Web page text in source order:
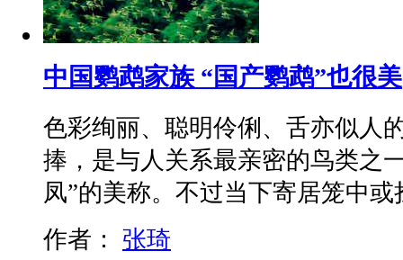
中国鹦鹉家族 “国产鹦鹉”也很美
色彩绚丽、聪明伶俐、舌亦似人
捧，是与人关系最亲密的鸟类之
凤”的美称。不过当下寄居笼中
作者： 张琦